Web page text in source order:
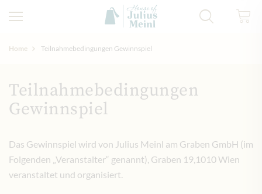
Home Teilnahmebedingungen Gewinnspiel
Teilnahmebedingungen
Gewinnspiel
Das Gewinnspiel wird von Julius Meinl am Graben GmbH (im
Folgenden „Veranstalter“ genannt), Graben 19,1010 Wien
veranstaltet und organisiert.